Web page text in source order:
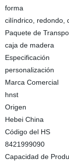
forma
cilíndrico, redondo,
Paquete de
caja de madera
Especificación
personalización
Marca Comercial
hnst
Origen
Hebei China
Código del HS
8421999090
Capacidad de